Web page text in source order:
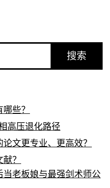
搜索
些？
高压退化路径
文更专业、更高效？
？
老板娘与最强剑术师公